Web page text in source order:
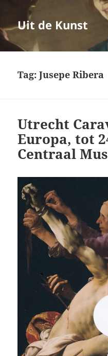
Uit de Kunst
Tag:Jusepe Ribera
Utrecht
Europa, tot
Centraal